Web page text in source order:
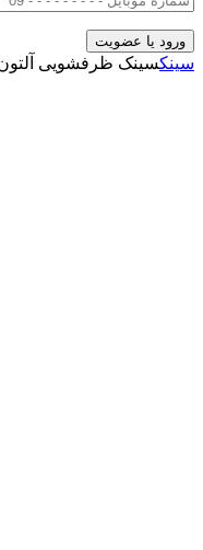
سینکسینک ظرفشویی آلتون